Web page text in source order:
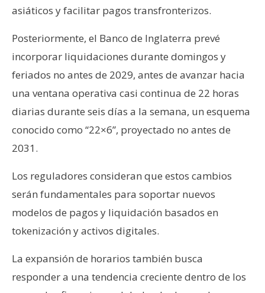
asiáticos y facilitar pagos transfronterizos.
Posteriormente, el Banco de Inglaterra prevé
incorporar liquidaciones durante domingos y
feriados no antes de 2029, antes de avanzar hacia
una ventana operativa casi continua de 22 horas
diarias durante seis días a la semana, un esquema
conocido como “22×6”, proyectado no antes de
2031.
Los reguladores consideran que estos cambios
serán fundamentales para soportar nuevos
modelos de pagos y liquidación basados en
tokenización y activos digitales.
La expansión de horarios también busca
responder a una tendencia creciente dentro de los